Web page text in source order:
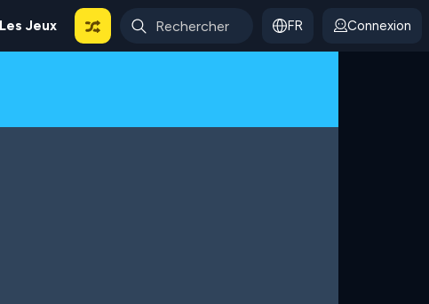
Jeux FR Connexion